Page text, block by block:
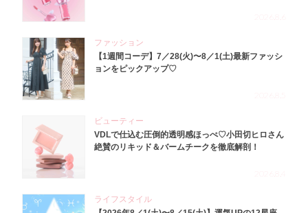
ファッション
【1週間コーデ】7／28(火)〜8／1(土)最新ファッシ
ョンをピックアップ♡
ビューティー
VDLで仕込む圧倒的透明感ほっぺ♡小田切ヒロさん
絶賛のリキッド＆バームチークを徹底解剖！
ライフスタイル